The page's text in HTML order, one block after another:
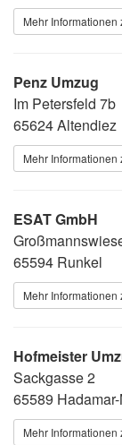
Mehr Informationen
Penz Umzug
Im Petersfeld 7b
65624 Altendiez
Mehr Informationen
ESAT GmbH
65594 Runkel
Mehr Informationen
Hofmeister
Sackgasse 2
65589
Mehr Informationen